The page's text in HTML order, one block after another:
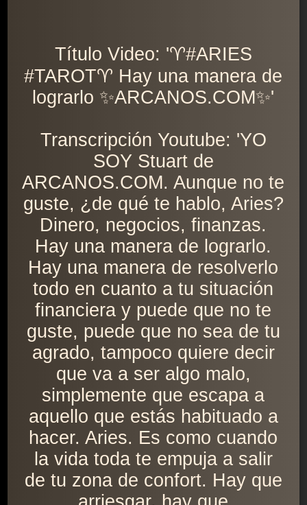
Título Video: '♈️#ARIES
#TAROT♈️ Hay una manera de
lograrlo ✨ARCANOS.COM✨'
Transcripción Youtube: 'YO
SOY Stuart de
ARCANOS.COM. Aunque no te
guste, ¿de qué te hablo, Aries?
Dinero, negocios, finanzas.
Hay una manera de lograrlo.
Hay una manera de resolverlo
todo en cuanto a tu situación
financiera y puede que no te
guste, puede que no sea de tu
agrado, tampoco quiere decir
que va a ser algo malo,
simplemente que escapa a
aquello que estás habituado a
hacer. Aries. Es como cuando
la vida toda te empuja a salir
de tu zona de confort. Hay que